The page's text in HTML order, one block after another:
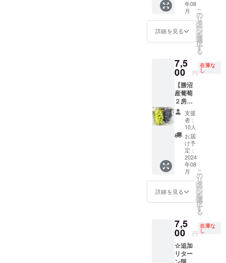
しま
す。 ※
農産物
の為、1
安とな
りま
配送中
に実が
取れて
しまう
場合が
ござい
ます。
※葡萄の
梱包や
配送に
つきま
して、
尽くし
ます。
期限、
保存方
法】到
着後、
てから
できる
だけお
早めに
お召し
上がり
頂くこ
とをお
勧めい
たしま
す。冷
蔵保存
される
場合
は、2~3
日目安
をお勧
農産物
の為、1
りの重
量は目
ニーナ
を1房ず
つお届
けいた
しま
す。
量】(目
安）
シャイ
ンマス
カット1
房あた
り
700~80
0g前
後、ク
イーン
ニーナ1
房あた
り500g
前後
【配送
方法】
(常温便)
の為、1
房あた
りの重
量は目
安とな
年08
月
詳細を見る
こ
の
リ
タ
ー
ン
を
選
択
す
る
7,5
00 円
在庫な
し
【勝沼
産葡萄
２房
セッ
ト】
シャイ
ンマス
カット×
ピオー
ネ(送料
込) 勝沼
産シャ
インマ
スカッ
トとピ
オーネ
つお届
けいた
しま
す。
【重
支援
者：
10人
お届
け予
定：
2024
年08
月
詳細を見る
こ
の
リ
タ
ー
ン
を
選
択
す
る
7,5
00 円
在庫な
し
☆追加
リター